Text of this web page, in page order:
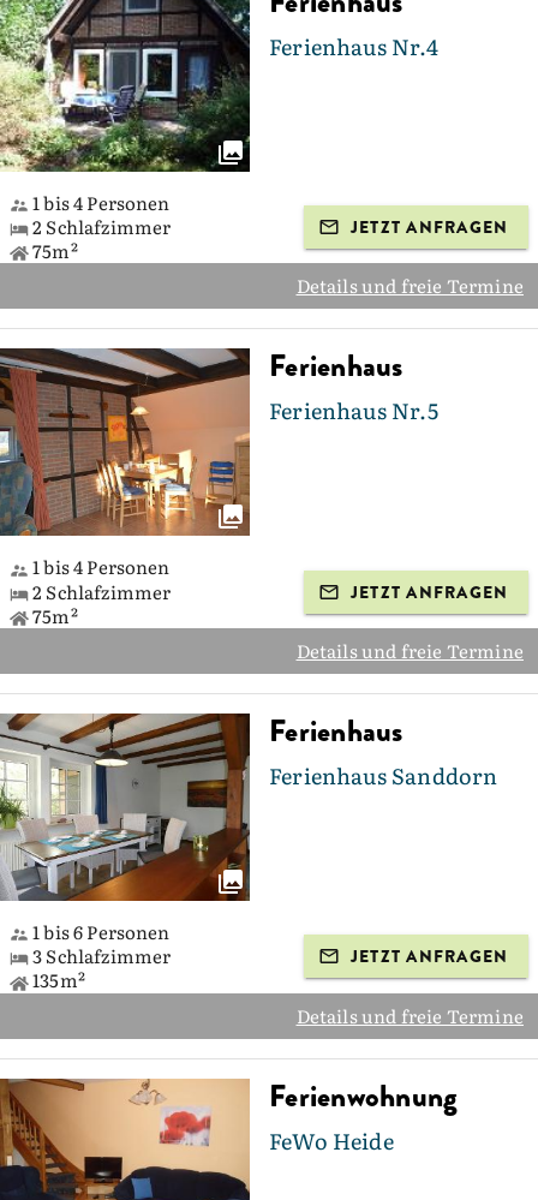
Ferienhaus Nr.4
1 bis 4 Personen
2 Schlafzimmer
75m²
JETZT ANFRAGEN
Details und freie Termine
Ferienhaus
Ferienhaus Nr.5
1 bis 4 Personen
2 Schlafzimmer
75m²
JETZT ANFRAGEN
Details und freie Termine
Ferienhaus
Ferienhaus Sanddorn
1 bis 6 Personen
3 Schlafzimmer
135m²
JETZT ANFRAGEN
Details und freie Termine
Ferienwohnung
FeWo Heide